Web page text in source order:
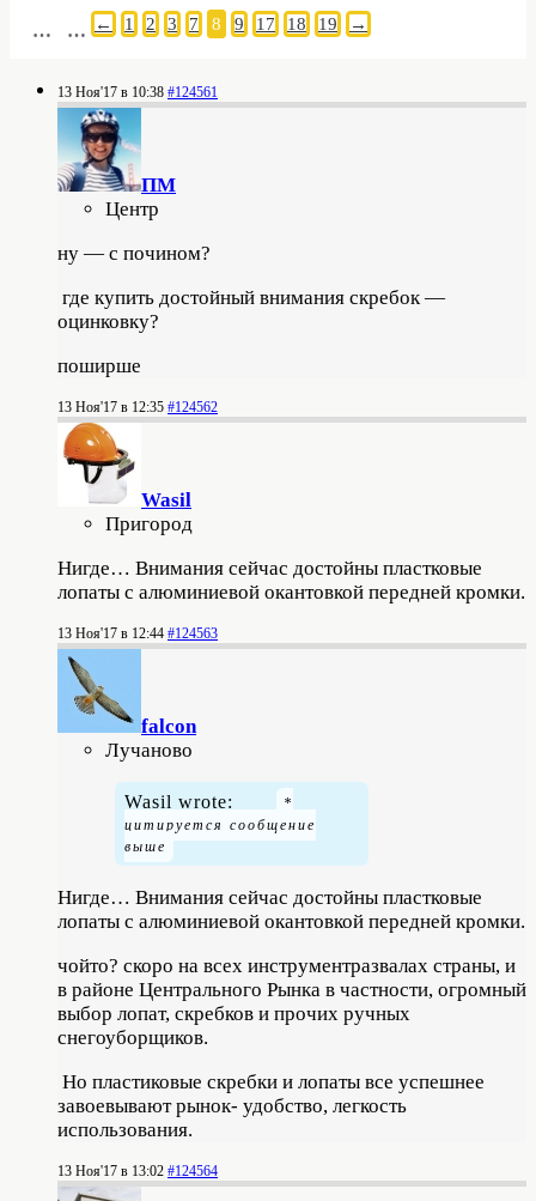
← 1 2 3
… 7 8 9
… 17 18 19 →
13 Ноя'17 в 10:38 #124561
ПМ
Центр
ну — с почином?
где купить достойный внимания скребок —
оцинковку?
поширше
13 Ноя'17 в 12:35 #124562
Wasil
Пригород
Нигде… Внимания сейчас достойны пластковые
лопаты с алюминиевой окантовкой передней кромки.
13 Ноя'17 в 12:44 #124563
falcon
Лучаново
Wasil wrote:
Нигде… Внимания сейчас достойны пластковые
лопаты с алюминиевой окантовкой передней кромки.
чойто? скоро на всех инструментразвалах страны, и
в районе Центрального Рынка в частности, огромный
выбор лопат, скребков и прочих ручных
снегоуборщиков.
Но пластиковые скребки и лопаты все успешнее
завоевывают рынок- удобство, легкость
использования.
13 Ноя'17 в 13:02 #124564